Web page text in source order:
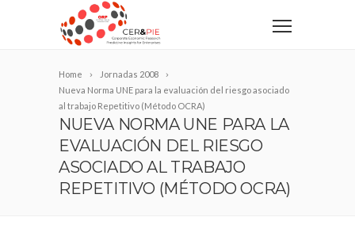
Home
Jornadas 2008
Nueva Norma UNE para la evaluación del riesgo asociado
al trabajo Repetitivo (Método OCRA)
NUEVA NORMA UNE PARA LA
EVALUACIÓN DEL RIESGO
ASOCIADO AL TRABAJO
REPETITIVO (MÉTODO OCRA)